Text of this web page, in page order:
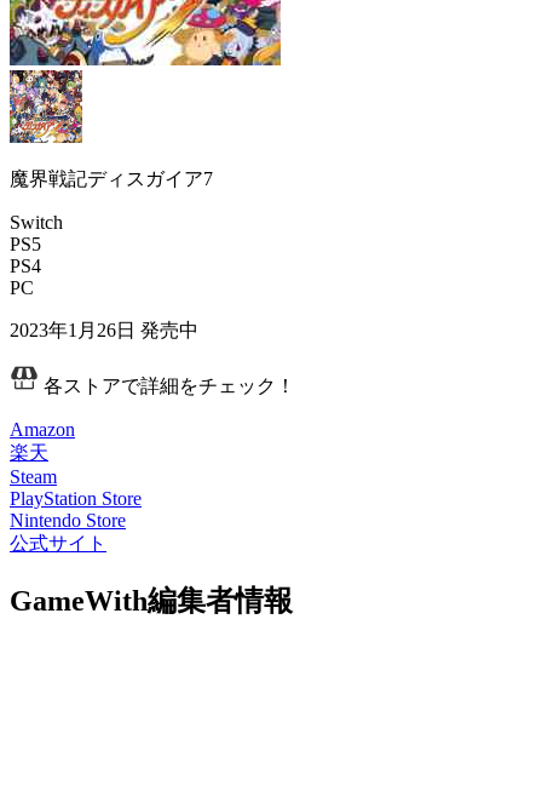
魔界戦記ディスガイア7
Switch
PS5
PS4
PC
2023年1月26日 発売中
各ストアで詳細をチェック！
Amazon
楽天
Steam
PlayStation Store
Nintendo Store
公式サイト
GameWith編集者情報